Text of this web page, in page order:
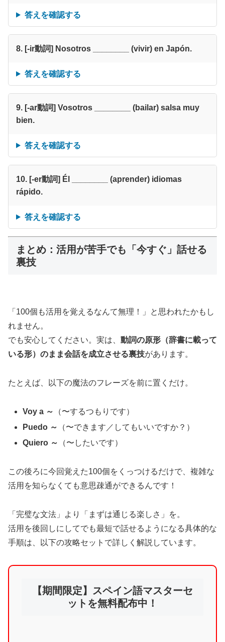
答えを確認する
8. [-ir動詞] Nosotros ________ (vivir) en Japón.
答えを確認する
9. [-ar動詞] Vosotros ________ (bailar) salsa muy
bien.
答えを確認する
10. [-er動詞] Él ________ (aprender) idiomas
rápido.
答えを確認する
まとめ：活用が苦手でも「今すぐ」話せる
裏技
「100個も活用を覚えるなんて無理！」と思われたかもし
れません。
でも安心してください。実は、 動詞の原形（辞書に載って
いる形）のまま会話を成立させる裏技があります。
たとえば、以下の魔法のフレーズを前に置くだけ。
Voy a ～
（〜するつもりです）
Puedo ～
（〜できます／してもいいですか？）
Quiero ～
（〜したいです）
この後ろに今回覚えた100個をくっつけるだけで、複雑な
活用を知らなくても意思疎通ができるんです！
「完璧な文法」より「まずは通じる楽しさ」を。
活用を後回しにしてでも最短で話せるようになる具体的な
手順は、以下の攻略セットで詳しく解説しています。
【期間限定】スペイン語マスターセ
ットを無料配布中！